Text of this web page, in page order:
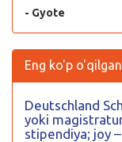
- Gyote
Eng ko'p o'qilgan
Deutschland
yoki
stipendiya; joy